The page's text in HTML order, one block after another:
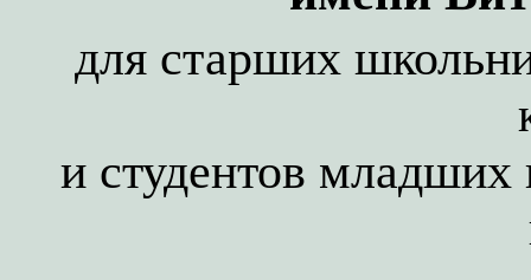
для старших
и студентов младших